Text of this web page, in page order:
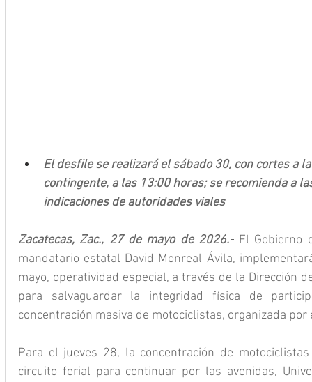
El desfile se realizará el sábado 30, con cortes a
contingente, a las 13:00 horas; se recomienda a
indicaciones de autoridades viales
Zacatecas, Zac., 27 de mayo de 2026.- El Gobierno
mandatario estatal David Monreal Ávila,
mayo, operatividad especial, a través de la Dirección
para salvaguardar la integridad física de
concentración masiva de motociclistas, organizada
Para el jueves 28, la concentración de
circuito ferial para continuar por las avenidas,